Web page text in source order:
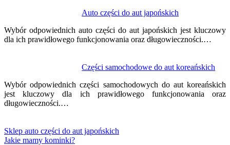
Auto części do aut japońskich
Wybór odpowiednich auto części do aut japońskich jest kluczowy
dla ich prawidłowego funkcjonowania oraz długowieczności.…
Części samochodowe do aut koreańskich
Wybór odpowiednich części samochodowych do aut koreańskich
jest kluczowy dla ich prawidłowego funkcjonowania oraz
długowieczności.…
Sklep auto części do aut japońskich
Jakie mamy kominki?